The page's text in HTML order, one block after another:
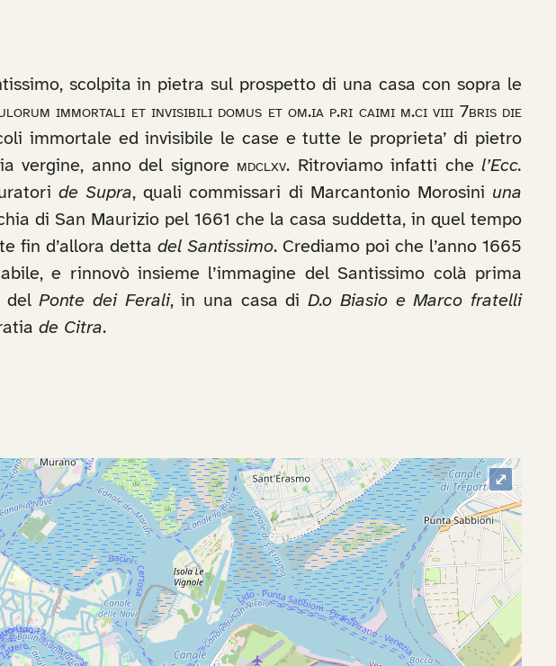
scolpita in pietra sul prospetto di una casa con sopra le
immortali et invisibili domus et om.ia p.ri caimi m.ci viii 7bris die
immortale ed invisibile le case e tutte le proprieta’ di pietro
vergine, anno del signore mdclxv. Ritroviamo infatti chel’Ecc.
de Supra, quali commissari di Marcantonio Morosini una
di San Maurizio pel 1661 che la casa suddetta, in quel tempo
fin d’allora detta del Santissimo. Crediamo poi che l’anno 1665
e rinnovò insieme l’immagine del Santissimo colà prima
delPonte dei Ferali, in una casa diD.o Biasio e Marco fratelli
de Citra.